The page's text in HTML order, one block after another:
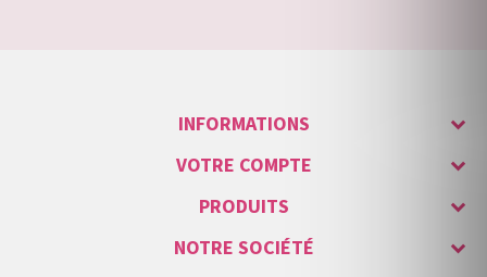
INFORMATIONS
VOTRE COMPTE
PRODUITS
NOTRE SOCIÉTÉ